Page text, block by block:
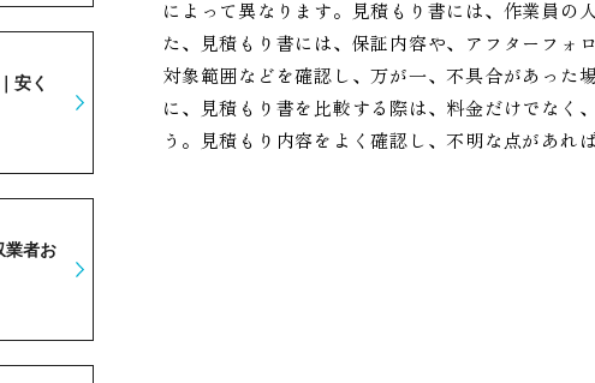
によって異なります。見積もり書には、作業員の
た、見積もり書には、保証内容や、アフターフォ
対象範囲などを確認し、万が一、不具合があった
に、見積もり書を比較する際は、料金だけでなく
う。見積もり内容をよく確認し、不明な点があれ
安く
業者お